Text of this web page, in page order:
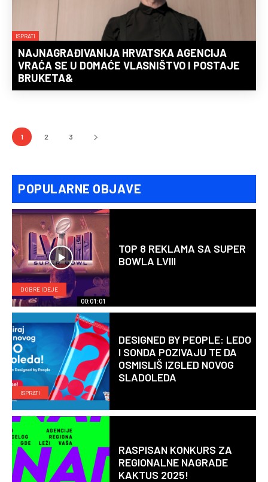
ISPRATI
NAJNAGRAĐIVANIJA HRVATSKA AGENCIJA
VRAĆA SE U DOMAĆE VLASNIŠTVO I POSTAJE
BRUKETA&
1 2 3
POPULARNE OBJAVE
DOBRE IDEJE
00:01:01
TOP 8 REKLAMA SA SUPER
BOWLA LVIII
ISPRATI
DESIGNED BY PEOPLE: LEDO
I SONDA POZIVAJU TE DA
OSMISLIŠ IZGLED NOVOG
SLADOLEDA
RASPISAN KONKURS ZA
REGIONALNE NAGRADE
KAKTUS 2025!